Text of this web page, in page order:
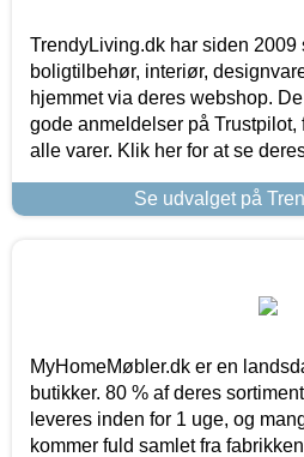
TrendyLiving.dk har siden 2009
boligtilbehør, interiør,
hjemmet via deres webshop.
gode anmeldelser på Trustpilot,
alle varer. Klik her for at se
Se udvalget på
MyHomeMøbler.dk er en
butikker. 80 % af deres
leveres inden for 1 uge, og
kommer fuld samlet fra